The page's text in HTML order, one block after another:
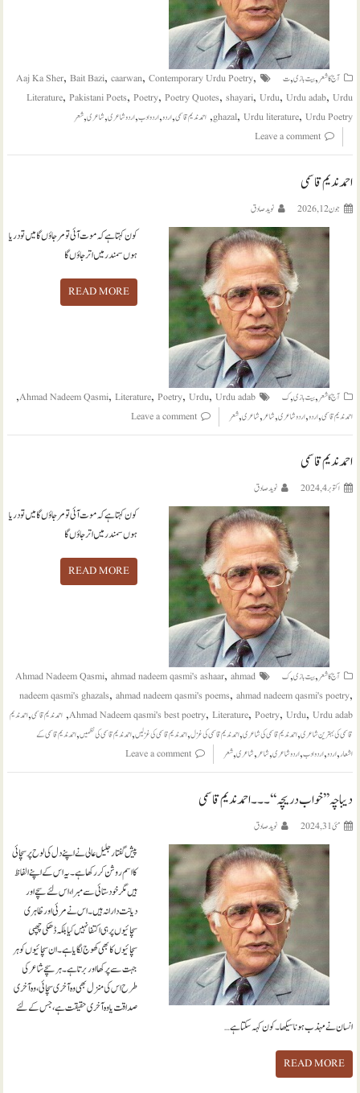
آج کا شعر,بیت بازی,ت Aaj Ka Sher, Bait Bazi, caarwan, Contemporary Urdu Poetry,
Literature, Pakistani Poets, Poetry, Poetry Quotes, shayari, Urdu, Urdu adab, Urdu
ghazal, Urdu literature, Urdu Poetry
,احمد ندیم قاسمی,اردو,اردو ادب,اردو شاعری,شاعری,شعر
Leave a comment
احمد ندیم قاسمی
جون 12, 2026 نويد صادق
کون کہتا ہے کہ موت آئی تو مر جاؤں گا میں تو دریا
ہوں سمندر میں اتر جاؤں گا
READ MORE
آج کا شعر,بیت بازی,ک Ahmad Nadeem Qasmi, Literature, Poetry, Urdu, Urdu adab
,
احمد ندیم قاسمی,اردو,اردو شاعری,شاعر,شاعری,شعر Leave a comment
احمد ندیم قاسمی
اکتوبر 4, 2024 نويد صادق
کون کہتا ہے کہ موت آئی تو مر جاؤں گا میں تو دریا
ہوں سمندر میں اتر جاؤں گا
READ MORE
آج کا شعر,بیت بازی,ک Ahmad Nadeem Qasmi, ahmad nadeem qasmi's ashaar, ahmad
nadeem qasmi's ghazals, ahmad nadeem qasmi's poems, ahmad nadeem qasmi's poetry,
Ahmad Nadeem qasmi's best poetry, Literature, Poetry, Urdu, Urdu adab
,احمد ندیم قاسمی,احمد ندیم
قاسمی کی بہترین شاعری,احمد ندیم قاسمی کی شاعری,احمد ندیم قاسمی کی غزل,احمد ندیم قاسمی کی غزلیں,احمد ندیم قاسمی کی نظمیں,احمد ندیم قاسمی کے
اشعار,اردو,اردو ادب,اردو شاعری,شاعر,شاعری,شعر Leave a comment
دیباچہ ’’خواب دریچہ‘‘ ۔۔۔ احمد ندیم قاسمی
مئی 31, 2024 نويد صادق
پیش گفتار جلیل عالی نے اپنے دل کی لوح پر سچائی
کا اسم روشن کر رکھا ہے۔یہ اس کے اپنے الفاظ
ہیں مگر خود ستائی سے مبرا،اس لئے سچے اور
دیانت دارانہ ہیں۔اس نے مرئی اور ظاہری
سچائیوں پر ہی اکتفا نہیں کیابلکہ ڈھکی چھپی
سچائیوں کابھی کھوج لگایا ہے۔ان سچائیوں کو ہر
جہت سے پرکھا اور برتا ہے۔ہر سچے شاعر کی
طرح اس کی منزل بھی وہ آخری سچائی، وہ آخری
صداقت یا وہ آخری حقیقت ہے، جس کے لئے
انسان نے مہذب ہونا سیکھا ۔کون کہہ سکتا ہے…
READ MORE